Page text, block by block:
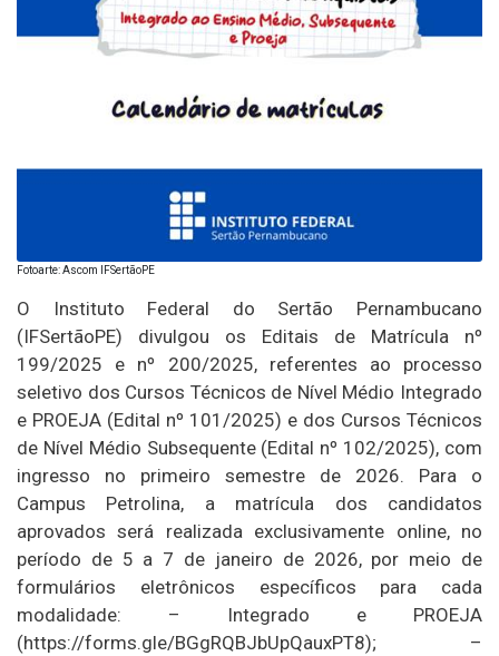
Fotoarte: Ascom IFSertãoPE
O Instituto Federal do Sertão Pernambucano
(IFSertãoPE) divulgou os Editais de Matrícula nº
199/2025 e nº 200/2025, referentes ao processo
seletivo dos Cursos Técnicos de Nível Médio Integrado
e PROEJA (Edital nº 101/2025) e dos Cursos Técnicos
de Nível Médio Subsequente (Edital nº 102/2025), com
ingresso no primeiro semestre de 2026. Para o
Campus Petrolina, a matrícula dos candidatos
aprovados será realizada exclusivamente online, no
período de 5 a 7 de janeiro de 2026, por meio de
formulários eletrônicos específicos para cada
modalidade: – Integrado e PROEJA
(https://forms.gle/BGgRQBJbUpQauxPT8); –